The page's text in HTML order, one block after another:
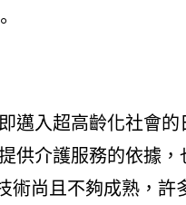
邁入超高齡化社會
供介護服務的依據，
術尚且不夠成熟，許